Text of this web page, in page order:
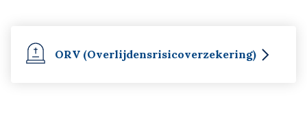
ORV (Overlijdensrisico­verzekering)